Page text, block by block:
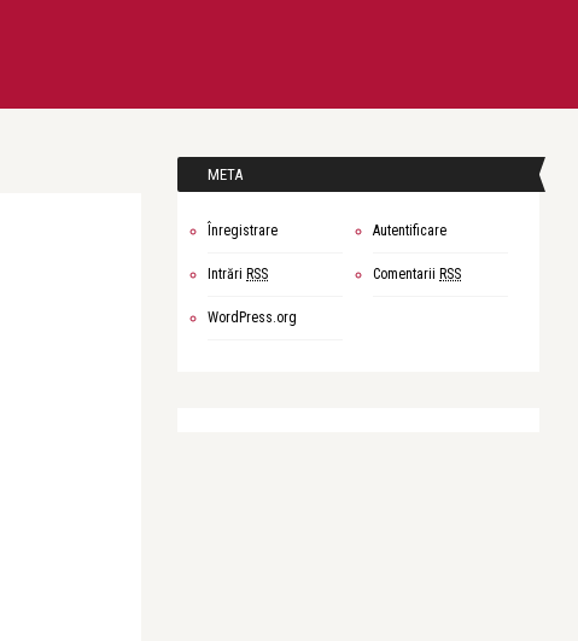
META
Înregistrare Autentificare
Intrări RSS Comentarii RSS
WordPress.org